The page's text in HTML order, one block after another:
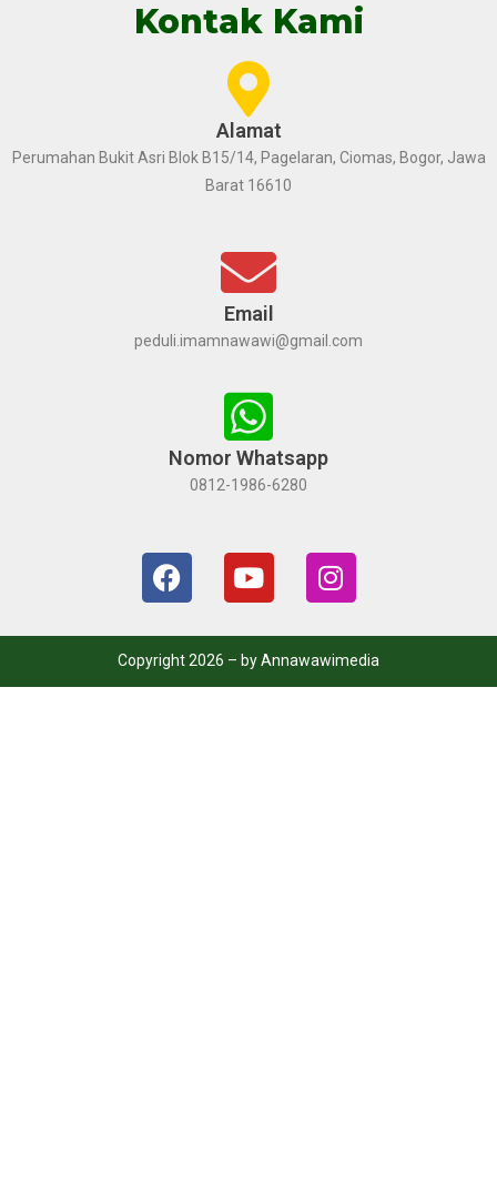
Kontak Kami
Alamat
Perumahan Bukit Asri Blok B15/14, Pagelaran, Ciomas, Bogor, Jawa
Barat 16610
Email
peduli.imamnawawi@gmail.com
Nomor Whatsapp
0812-1986-6280
Copyright 2026 – by Annawawimedia